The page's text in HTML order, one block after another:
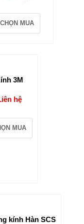
CHỌN MUA
3M
hệ
MUA
kính Hàn SCS